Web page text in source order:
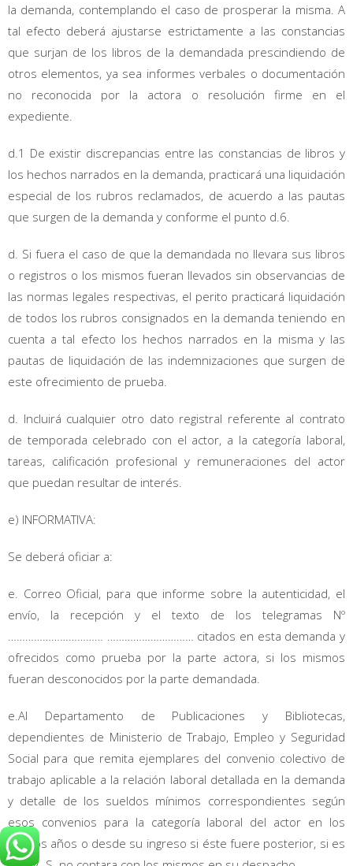
la demanda, contemplando el caso de prosperar la misma. A
tal efecto deberá ajustarse estrictamente a las constancias
que surjan de los libros de la demandada prescindiendo de
otros elementos, ya sea informes verbales o documentación
no reconocida por la actora o resolución firme en el
expediente.
d.1 De existir discrepancias entre las constancias de libros y
los hechos narrados en la demanda, practicará una liquidación
especial de los rubros reclamados, de acuerdo a las pautas
que surgen de la demanda y conforme el punto d.6.
d. Si fuera el caso de que la demandada no llevara sus libros
o registros o los mismos fueran llevados sin observancias de
las normas legales respectivas, el perito practicará liquidación
de todos los rubros consignados en la demanda teniendo en
cuenta a tal efecto los hechos narrados en la misma y las
pautas de liquidación de las indemnizaciones que surgen de
este ofrecimiento de prueba.
d. Incluirá cualquier otro dato registral referente al contrato
de temporada celebrado con el actor, a la categoría laboral,
tareas, calificación profesional y remuneraciones del actor
que puedan resultar de interés.
e) INFORMATIVA:
Se deberá oficiar a:
e. Correo Oficial, para que informe sobre la autenticidad, el
envío, la recepción y el texto de los telegramas Nº
…………………………… ………………………… citados en esta demanda y
ofrecidos como prueba por la parte actora, si los mismos
fueran desconocidos por la parte demandada.
e.Al Departamento de Publicaciones y Bibliotecas,
dependientes de Ministerio de Trabajo, Empleo y Seguridad
Social para que remita ejemplares del convenio colectivo de
trabajo aplicable a la relación laboral detallada en la demanda
y detalle de los sueldos mínimos correspondientes según
esos convenios para la categoría laboral del actor en los
últimos años o desde su ingreso si éste fuere posterior, si es